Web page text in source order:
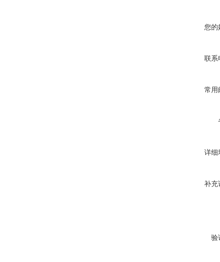
您的
联系
常用
详细
补充
验